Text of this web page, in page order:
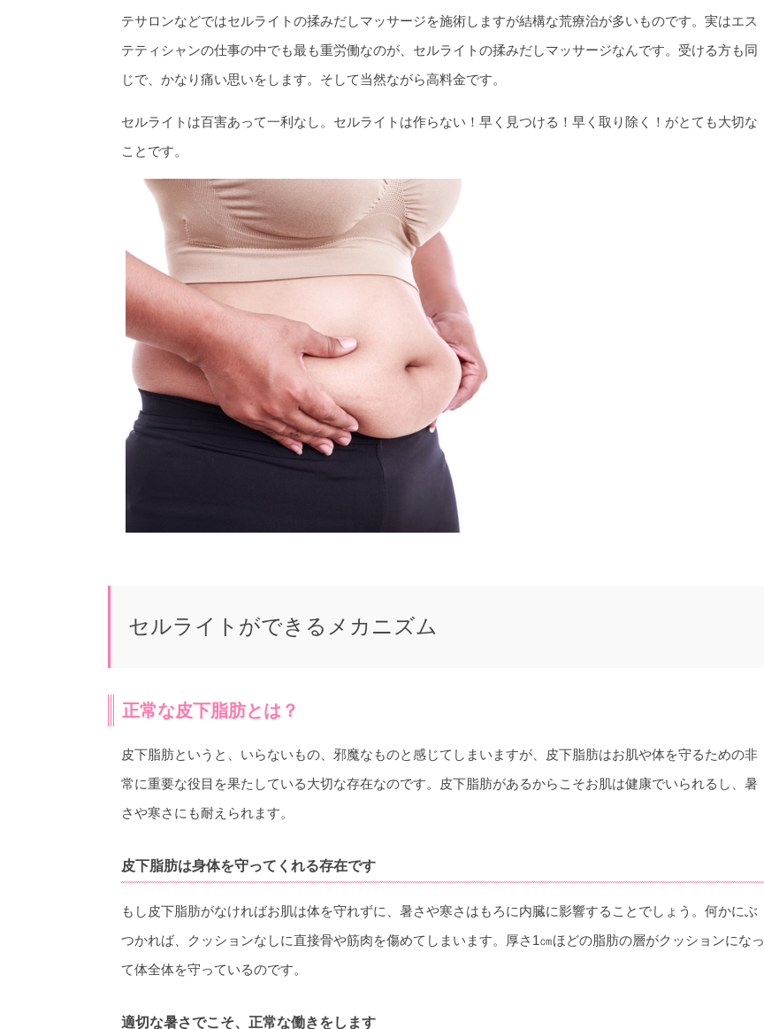
テサロンなどではセルライトの揉みだしマッサージを施術しますが結構な荒療治が多いものです。実はエス
テティシャンの仕事の中でも最も重労働なのが、セルライトの揉みだしマッサージなんです。受ける方も同
じで、かなり痛い思いをします。そして当然ながら高料金です。
セルライトは百害あって一利なし。セルライトは作らない！早く見つける！早く取り除く！がとても大切な
ことです。
セルライトができるメカニズム
正常な皮下脂肪とは？
皮下脂肪というと、いらないもの、邪魔なものと感じてしまいますが、皮下脂肪はお肌や体を守るための非
常に重要な役目を果たしている大切な存在なのです。皮下脂肪があるからこそお肌は健康でいられるし、暑
さや寒さにも耐えられます。
皮下脂肪は身体を守ってくれる存在です
もし皮下脂肪がなければお肌は体を守れずに、暑さや寒さはもろに内臓に影響することでしょう。何かにぶ
つかれば、クッションなしに直接骨や筋肉を傷めてしまいます。厚さ1㎝ほどの脂肪の層がクッションになっ
て体全体を守っているのです。
適切な暑さでこそ、正常な働きをします